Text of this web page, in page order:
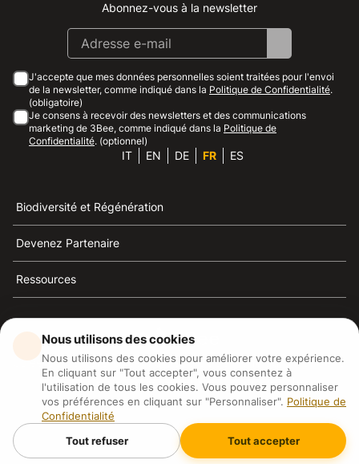
Instagram
Facebook
Linkedin
Youtube
Abonnez-vous à la newsletter
J'accepte que mes données personnelles soient traitées pour l'envoi
de la newsletter, comme indiqué dans la Politique de Confidentialité.
(obligatoire)
Je consens à recevoir des newsletters et des communications
marketing de 3Bee, comme indiqué dans la Politique de
Confidentialité. (optionnel)
IT EN DE FR ES
Biodiversité et Régénération
Devenez Partenaire
Ressources
3Bee est la référence du développement durable, de la
défense des abeilles et de la biodiversité
3Bee S.R.L Via Pastrengo 14, 20159, Milano (MI)
P.IVA: IT09711590969
3Bee GmbHSede legale: Oranienburger Straße 23, 10178
BerlinHR number: 256594
Nous utilisons des cookies
Nous utilisons des cookies pour améliorer votre expérience.
En cliquant sur "Tout accepter", vous consentez à
l'utilisation de tous les cookies. Vous pouvez personnaliser
vos préférences en cliquant sur "Personnaliser". Politique de
Confidentialité
Tout refuser
Tout accepter